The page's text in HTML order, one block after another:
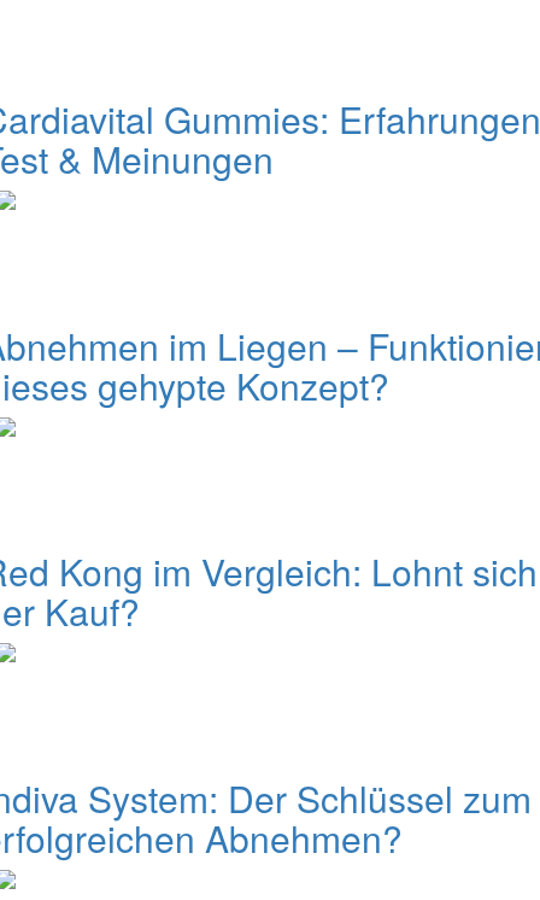
Gummies:
& Meinungen
im Liegen –
gehypte Konzept?
Kong im Vergleich: Lohnt sich
Kauf?
System: Der Schlüssel zum
Abnehmen?